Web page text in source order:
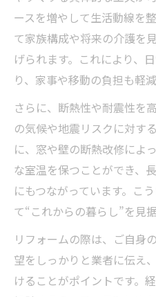
ースを増やして生活動線を
て家族構成や将来の介護を
げられます。これにより、
り、家事や移動の負担も軽減
さらに、断熱性や耐震性を
の気候や地震リスクに対す
に、窓や壁の断熱改修によ
な室温を保つことができ、
にもつながっています。こ
て“これからの暮らし”を見
リフォームの際は、ご自身
望をしっかりと業者に伝え
けることがポイントです。